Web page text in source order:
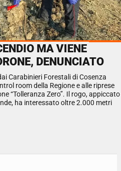
MA VIENE
DENUNCIATO
Carabinieri Forestali di Cosenza
room della Regione e alle riprese
“Tolleranza Zero”. Il rogo, appiccato
ha interessato oltre 2.000 metri